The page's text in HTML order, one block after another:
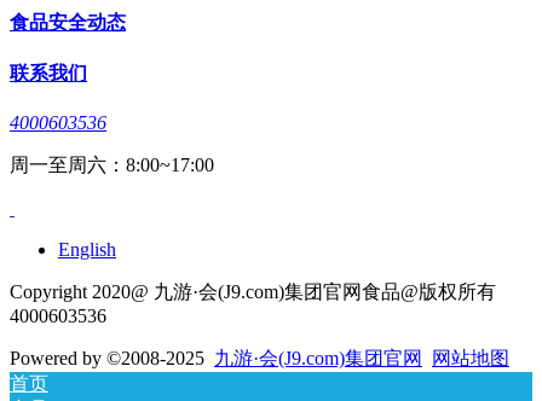
食品安全动态
联系我们
4000603536
周一至周六：8:00~17:00
English
Copyright 2020@ 九游·会(J9.com)集团官网食品@版权所有
4000603536
Powered by ©2008-2025 九游·会(J9.com)集团官网
网站地图
首页